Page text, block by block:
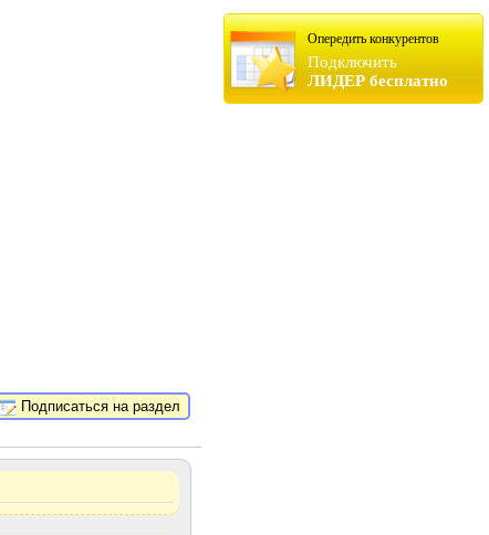
Опередить конкурентов
Подключить
ЛИДЕР бесплатно
Подписаться на раздел